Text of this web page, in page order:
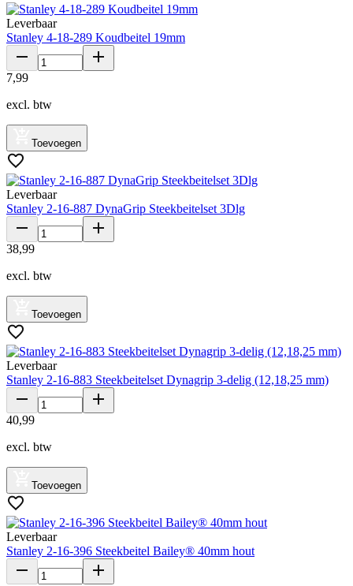
Leverbaar
Stanley 4-18-289 Koudbeitel 19mm
7,99
excl. btw
Toevoegen
Leverbaar
Stanley 2-16-887 DynaGrip Steekbeitelset 3Dlg
38,99
excl. btw
Toevoegen
Leverbaar
Stanley 2-16-883 Steekbeitelset Dynagrip 3-delig (12,18,25 mm)
40,99
excl. btw
Toevoegen
Leverbaar
Stanley 2-16-396 Steekbeitel Bailey® 40mm hout